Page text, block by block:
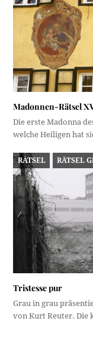
Madonnen-Rätsel
Die erste Madonna
welche Heiligen hat
RÄTSEL RÄTSEL
Tristesse pur
Grau in grau
von Kurt Reuter. Die